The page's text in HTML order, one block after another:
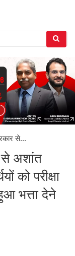
से...
से अशांत
को परीक्षा
भत्ता देने